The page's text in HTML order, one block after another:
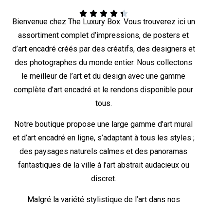
    
Bienvenue chez The Luxury Box. Vous trouverez ici un
assortiment complet d’impressions, de posters et
d’art encadré créés par des créatifs, des designers et
des photographes du monde entier. Nous collectons
le meilleur de l’art et du design avec une gamme
complète d’art encadré et le rendons disponible pour
tous.
Notre boutique propose une large gamme d’art mural
et d’art encadré en ligne, s’adaptant à tous les styles ;
des paysages naturels calmes et des panoramas
fantastiques de la ville à l’art abstrait audacieux ou
discret.
Malgré la variété stylistique de l’art dans nos